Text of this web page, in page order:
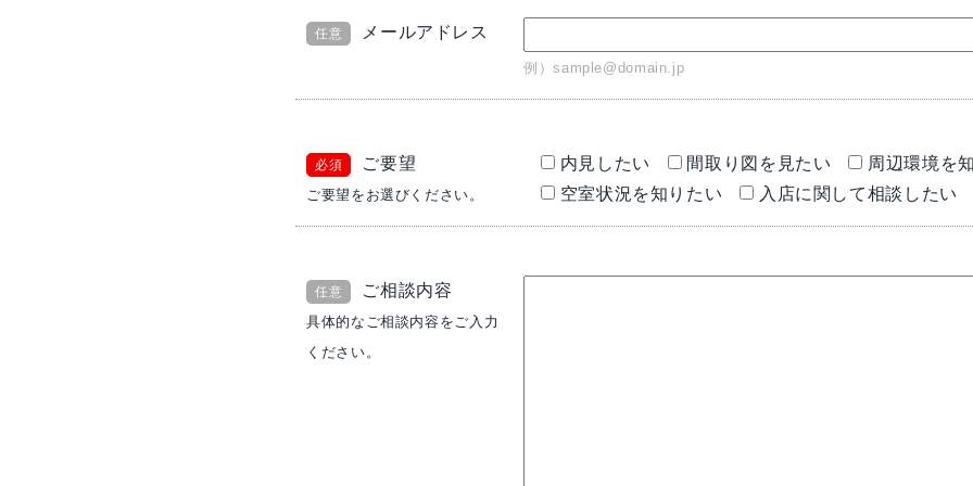
任意 メールアドレス
例）sample@domain.jp
必須 ご要望
ご要望をお選びください。
内見したい 間取り図を見たい
周辺環境を
空室状況を知りたい
入店に関して相談したい
任意 ご相談内容
具体的なご相談内容をご入力
ください。